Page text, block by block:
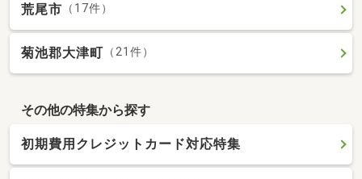
荒尾市 （17件）
菊池郡大津町 （21件）
その他の特集から探す
初期費用クレジットカード対応特集